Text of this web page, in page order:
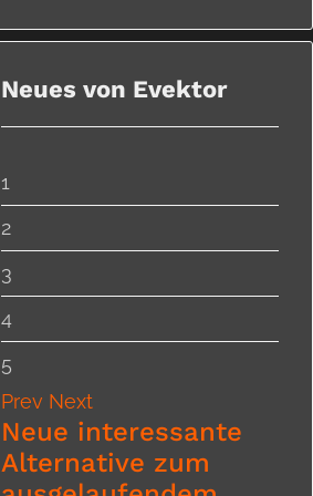
Neues von Evektor
1
2
3
4
5
Prev Next
Neue interessante
Alternative zum